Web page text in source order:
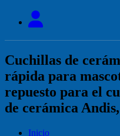
Cuchillas de
rápida para
repuesto para el
de cerámica
Inicio